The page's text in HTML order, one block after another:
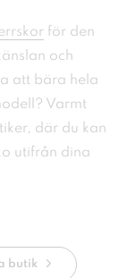
för den
och
att bära hela
Varmt
där du kan
utifrån dina
butik